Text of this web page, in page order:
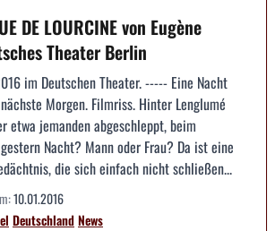
DE LOURCINE von Eugène
Theater Berlin
im Deutschen Theater. ----- Eine Nacht
Morgen. Filmriss. Hinter Lenglumé
etwa jemanden abgeschleppt, beim
Nacht? Mann oder Frau? Da ist eine
die sich einfach nicht schließen...
10.01.2016
DeutschlandNews